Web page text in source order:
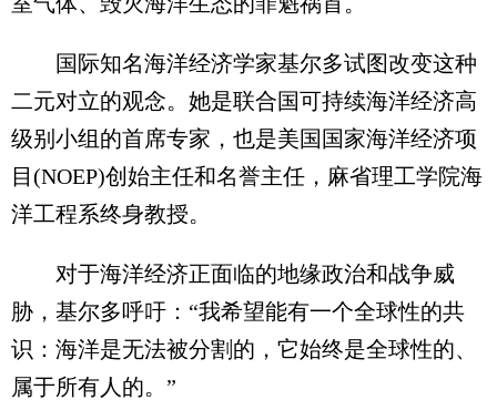
国际知名海洋经济学家基尔多试图改变这种
二元对立的观念。她是联合国可持续海洋经济高
级别小组的首席专家，也是美国国家海洋经济项
目(NOEP)创始主任和名誉主任，麻省理工学院海
洋工程系终身教授。
对于海洋经济正面临的地缘政治和战争威
胁，基尔多呼吁：“我希望能有一个全球性的共
识：海洋是无法被分割的，它始终是全球性的、
属于所有人的。”